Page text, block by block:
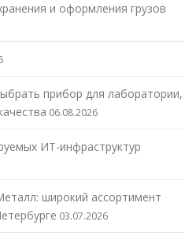
и оформления грузов
прибор для лаборатории,
06.08.2026
ИТ-инфраструктур
широкий ассортимент
03.07.2026